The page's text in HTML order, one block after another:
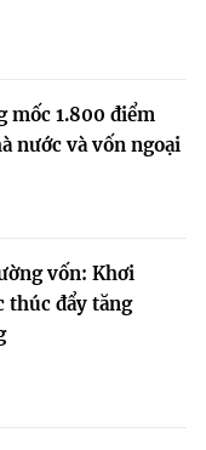
mốc 1.800 điểm
nước và vốn ngoại
vốn: Khơi
thúc đẩy tăng